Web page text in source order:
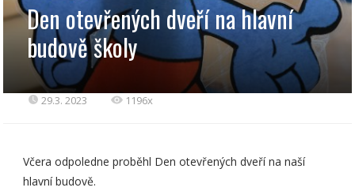
Den otevřených dveří na hlavní
budově školy
29.3. 2023 1196x
Včera odpoledne proběhl Den otevřených dveří na naší
hlavní budově.